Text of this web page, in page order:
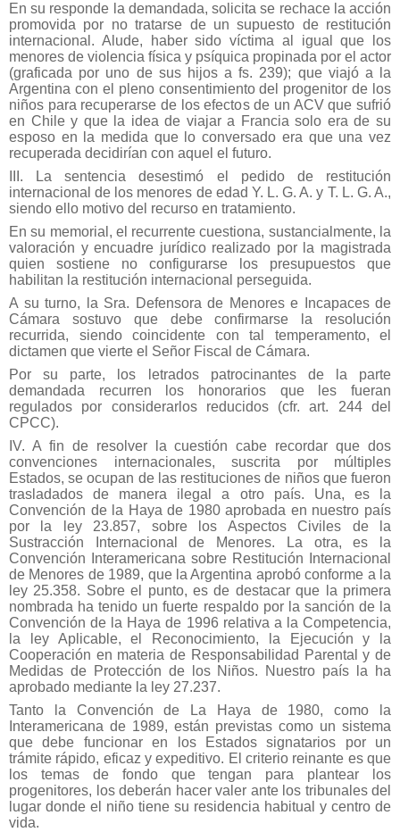
En su responde la demandada, solicita se rechace la acción
promovida por no tratarse de un supuesto de restitución
internacional. Alude, haber sido víctima al igual que los
menores de violencia física y psíquica propinada por el actor
(graficada por uno de sus hijos a fs. 239); que viajó a la
Argentina con el pleno consentimiento del progenitor de los
niños para recuperarse de los efectos de un ACV que sufrió
en Chile y que la idea de viajar a Francia solo era de su
esposo en la medida que lo conversado era que una vez
recuperada decidirían con aquel el futuro.
III. La sentencia desestimó el pedido de restitución
internacional de los menores de edad Y. L. G. A. y T. L. G. A.,
siendo ello motivo del recurso en tratamiento.
En su memorial, el recurrente cuestiona, sustancialmente, la
valoración y encuadre jurídico realizado por la magistrada
quien sostiene no configurarse los presupuestos que
habilitan la restitución internacional perseguida.
A su turno, la Sra. Defensora de Menores e Incapaces de
Cámara sostuvo que debe confirmarse la resolución
recurrida, siendo coincidente con tal temperamento, el
dictamen que vierte el Señor Fiscal de Cámara.
Por su parte, los letrados patrocinantes de la parte
demandada recurren los honorarios que les fueran
regulados por considerarlos reducidos (cfr. art. 244 del
CPCC).
IV. A fin de resolver la cuestión cabe recordar que dos
convenciones internacionales, suscrita por múltiples
Estados, se ocupan de las restituciones de niños que fueron
trasladados de manera ilegal a otro país. Una, es la
Convención de la Haya de 1980 aprobada en nuestro país
por la ley 23.857, sobre los Aspectos Civiles de la
Sustracción Internacional de Menores. La otra, es la
Convención Interamericana sobre Restitución Internacional
de Menores de 1989, que la Argentina aprobó conforme a la
ley 25.358. Sobre el punto, es de destacar que la primera
nombrada ha tenido un fuerte respaldo por la sanción de la
Convención de la Haya de 1996 relativa a la Competencia,
la ley Aplicable, el Reconocimiento, la Ejecución y la
Cooperación en materia de Responsabilidad Parental y de
Medidas de Protección de los Niños. Nuestro país la ha
aprobado mediante la ley 27.237.
Tanto la Convención de La Haya de 1980, como la
Interamericana de 1989, están previstas como un sistema
que debe funcionar en los Estados signatarios por un
trámite rápido, eficaz y expeditivo. El criterio reinante es que
los temas de fondo que tengan para plantear los
progenitores, los deberán hacer valer ante los tribunales del
lugar donde el niño tiene su residencia habitual y centro de
vida.